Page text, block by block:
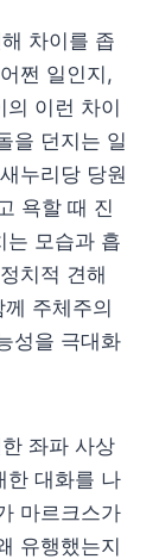
차이를 좁
쩐 일인지,
의 이런 차이
을 던지는 일
누리당 당원
욕할 때 진
는 모습과 흡
치적 견해
주체주의
성을 극대화
좌파 사상
한 대화를 나
마르크스가
유행했는지